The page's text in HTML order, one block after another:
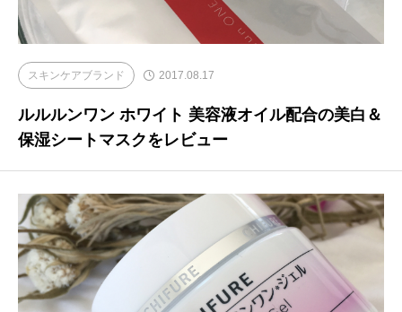
スキンケアブランド 2017.08.17
ルルルンワン ホワイト 美容液オイル配合の美白＆
保湿シートマスクをレビュー